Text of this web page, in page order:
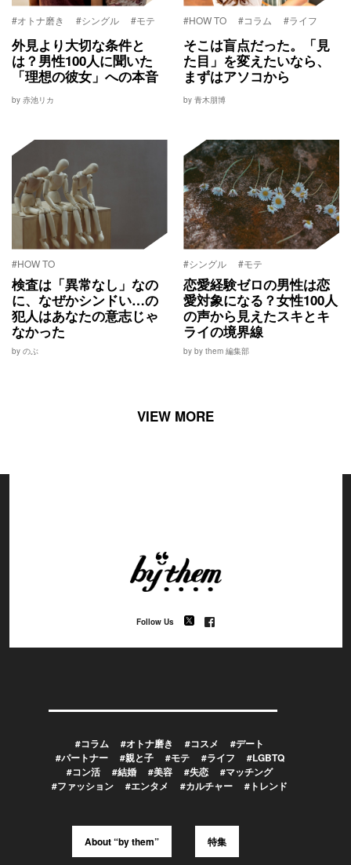
#オトナ磨き #シングル #モテ
外見より大切な条件と
は？男性100人に聞いた
「理想の彼女」への本音
by 赤池リカ
#HOW TO #コラム #ライフ
そこは盲点だった。「見
た目」を変えたいなら、
まずはアソコから
by 青木朋博
#HOW TO
検査は「異常なし」なの
に、なぜかシンドい…の
犯人はあなたの意志じゃ
なかった
by のぶ
#シングル #モテ
恋愛経験ゼロの男性は恋
愛対象になる？女性100人
の声から見えたスキとキ
ライの境界線
by by them 編集部
VIEW MORE
Follow Us
#コラム #オトナ磨き #コスメ
#デート
#パートナー
#親と子 #モテ #ライフ
#LGBTQ
#コン活
#結婚 #美容 #失恋
#マッチング
#ファッション
#エンタメ #カルチャー #トレンド
About “by them” 特集